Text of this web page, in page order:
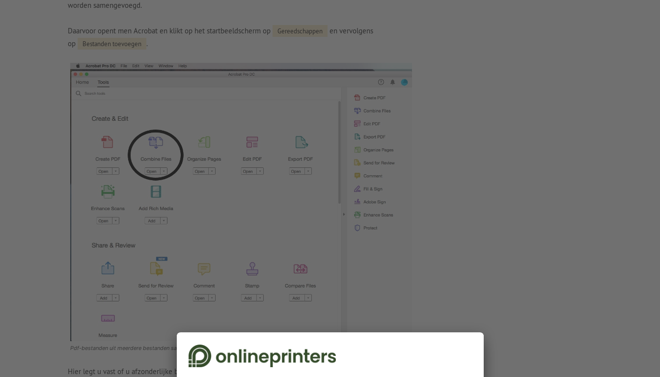
worden samengevoegd.
Daarvoor opent men Acrobat en klikt op het startbeeldscherm op Gereedschappen
en vervolgens
op
Bestanden toevoegen .
Pdf-bestanden uit meerdere bestanden samenvoegen
Hier legt u vast of u afzonderlijke bestanden of een hele map met pdf-bestanden wilt toevoegen. Met het